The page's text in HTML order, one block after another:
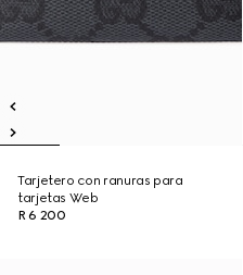
Tarjetero con ranuras para
tarjetas Web
R 6 200